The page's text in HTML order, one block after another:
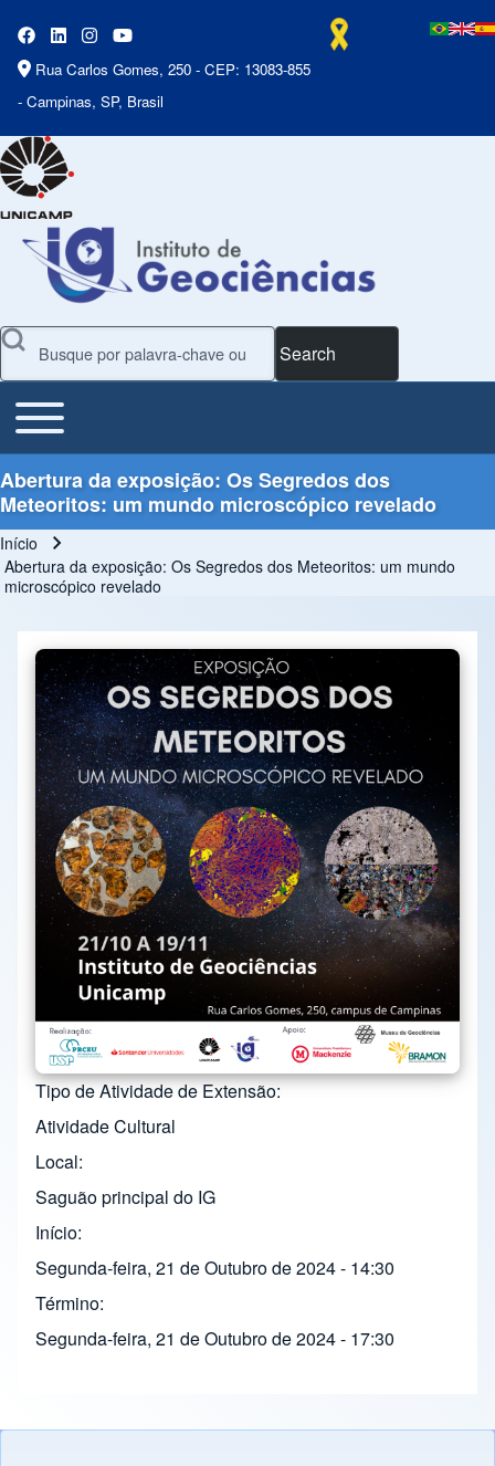
Rua Carlos Gomes, 250 - CEP: 13083-855
- Campinas, SP, Brasil
Search
Main Menu
Toggle main menu
Abertura da exposição: Os Segredos dos
Meteoritos: um mundo microscópico revelado
Trilha de navegação
Início
Abertura da exposição: Os Segredos dos Meteoritos: um mundo
microscópico revelado
Tipo de Atividade de Extensão
Atividade Cultural
Local
Saguão principal do IG
Início
Segunda-feira, 21 de Outubro de 2024 - 14:30
Término
Segunda-feira, 21 de Outubro de 2024 - 17:30